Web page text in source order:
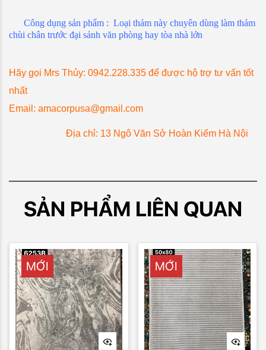
Công dụng sản phẩm : Loại thảm này chuyên dùng làm thảm
chùi chân trước đại sảnh văn phòng hay tòa nhà lớn
Hãy gọi Mrs Thủy: 0942.228.335 để được hộ trợ tư vấn tốt
nhất
Email: amacorpusa@gmail.com
Địa chỉ: 13 Ngô Văn Sở Hoàn Kiếm Hà Nội
SẢN PHẨM LIÊN QUAN
MỚI MỚI